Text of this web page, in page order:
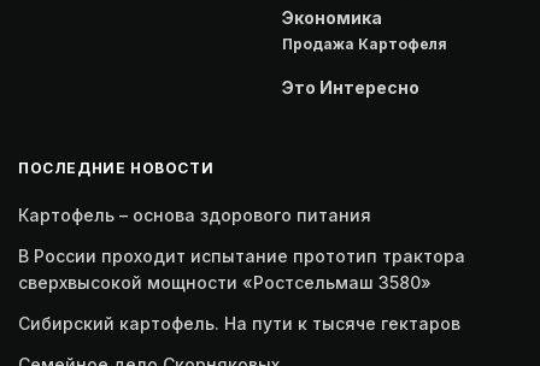
Экономика
Продажа Картофеля
Это Интересно
ПОСЛЕДНИЕ НОВОСТИ
Картофель – основа здорового питания
В России проходит испытание прототип трактора
сверхвысокой мощности «Ростсельмаш 3580»
Сибирский картофель. На пути к тысяче гектаров